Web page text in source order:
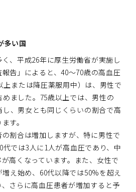
多い国
、平成26年に厚生労働省が実施し
告」によると、40〜70歳の高血圧
または降圧薬服用中）は、男性で
ました。75歳以上では、男性の
、男女とも同じくらいの割合で高
す。
割合は増加しますが、特に男性で
代では3人に1人が高血圧であり、中
高くなっています。また、女性で
え始め、60代以降では50%を超え
さらに高血圧患者が増加すると予